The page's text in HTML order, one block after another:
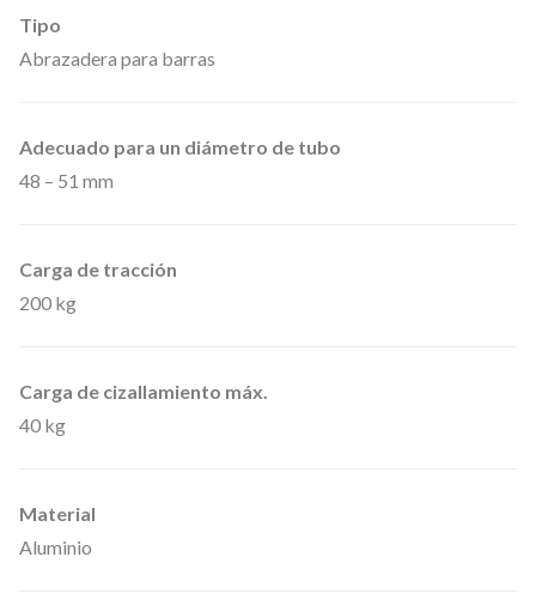
4
A
b
a
z
p
a
Tipo
Abrazadera para barras
Adecuado para un diámetro de tubo
48 – 51 mm
Carga de tracción
200 kg
Carga de cizallamiento máx.
40 kg
Material
Aluminio